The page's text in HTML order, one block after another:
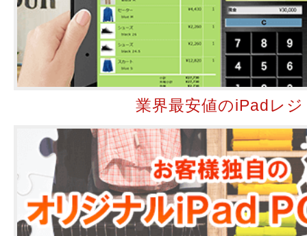
業界最安値のiPadレジ